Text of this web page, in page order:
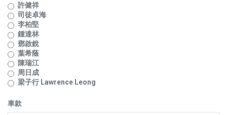
許健祥
司徒卓海
李柏堅
鍾達林
鄧啟銳
葉希蔭
陳瑞江
周日成
梁子行 Lawrence Leong
車款